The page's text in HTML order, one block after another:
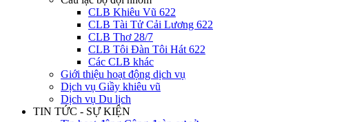
CLB Khiêu Vũ 622
CLB Tài Tử Cải Lương 622
CLB Thơ 28/7
CLB Tôi Đàn Tôi Hát 622
Các CLB khác
Giới thiệu hoạt động dịch vụ
Dịch vụ Giầy khiêu vũ
Dịch vụ Du lịch
TIN TỨC - SỰ KIỆN